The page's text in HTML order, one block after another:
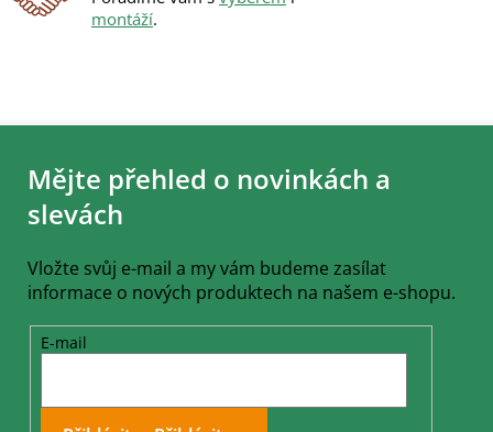
montáží.
Z
Mějte přehled o novinkách a
slevách
Vložte svůj e-mail a my vám budeme zasílat
informace o nových produktech na našem e-shopu.
E-mail